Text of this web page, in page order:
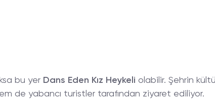
bu yer Dans Eden Kız Heykeli olabilir. Şehrin
de yabancı turistler tarafından ziyaret ediliyor.